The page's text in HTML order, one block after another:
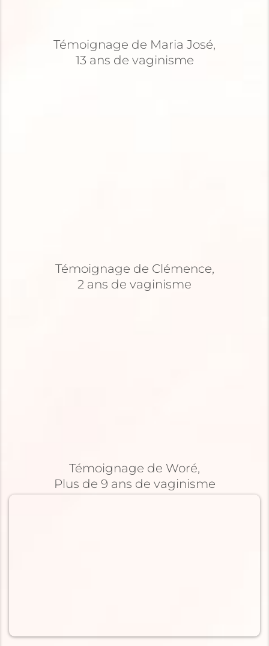
Témoignage de Maria José,
13 ans de vaginisme
Témoignage de Clémence,
2 ans de vaginisme
Témoignage de Woré,
Plus de 9 ans de vaginisme